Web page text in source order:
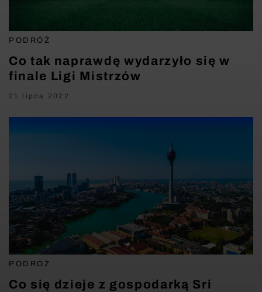
PODRÓŻ
Co tak naprawdę wydarzyło się w
finale Ligi Mistrzów
21 lipca 2022
PODRÓŻ
Co się dzieje z gospodarką Sri